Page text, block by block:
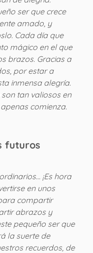
ser que crece
amado, y
Cada día que
mágico en el que
brazos. Gracias a
por estar a
inmensa alegría.
tan valiosos en
comienza.
futuros
¡Es hora
en unos
compartir
abrazos y
pequeño ser que
la suerte de
recuerdos, de